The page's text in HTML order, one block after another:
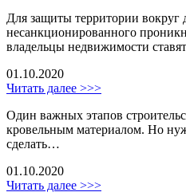
Для защиты территории вокруг
несанкционированного
владельцы недвижимости
01.10.2020
Читать далее >>>
Один важных этапов
кровельным материалом. Но
сделать…
01.10.2020
Читать далее >>>